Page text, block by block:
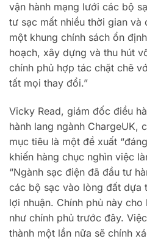
vận hành mạng lưới các bộ
tư sạc mất nhiều thời gian và
một khung chính sách ổn
hoạch, xây dựng và thu hút
chính phủ hợp tác chặt chẽ
tất mọi thay đổi.”
Vicky Read, giám đốc điều
hành lang ngành ChargeUK,
mục tiêu là một đề xuất
khiến hàng chục nghìn việc
“Ngành sạc điện đã đầu tư
các bộ sạc vào lòng đất dựa
lợi nhuận. Chính phủ này
như chính phủ trước đây.
thành một lần nữa sẽ chính